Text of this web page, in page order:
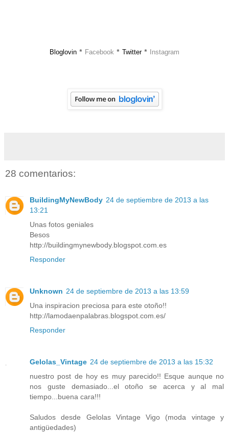
Bloglovin * Facebook * Twitter * Instagram
28 comentarios:
BuildingMyNewBody 24 de septiembre de 2013 a las
13:21
Unas fotos geniales
Besos
http://buildingmynewbody.blogspot.com.es
Responder
Unknown 24 de septiembre de 2013 a las 13:59
Una inspiracion preciosa para este otoño!!
http://lamodaenpalabras.blogspot.com.es/
Responder
Gelolas_Vintage 24 de septiembre de 2013 a las 15:32
nuestro post de hoy es muy parecido!! Esque aunque no
nos guste demasiado...el otoño se acerca y al mal
tiempo...buena cara!!!
Saludos desde Gelolas Vintage Vigo (moda vintage y
antigüedades)